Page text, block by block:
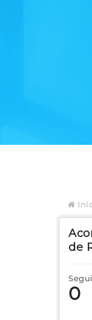
de
0